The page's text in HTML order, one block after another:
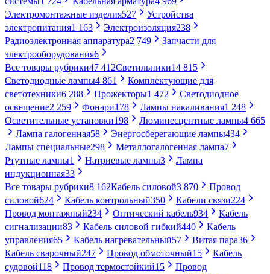
Электромонтажные изделия527
Устройства
электропитания1 163 Электроизоляция238
Радиоэлектронная аппаратура2 749
Запчасти для
электрооборудования6
Все товары рубрики47 412Светильники14 815
Светодиодные лампы4 861
Комплектующие для
светотехники6 288 Прожекторы1 472
Светодиодное
освещение2 259 Фонари178 Лампы накаливания1 248
Осветительные установки198 Люминесцентные лампы4 665
Лампа галогенная58 Энергосберегающие лампы434
Лампы специальные298 Металлогалогенная лампа7
Ртутные лампы1 Натриевые лампы3
Лампа
индукционная33
Все товары рубрики8 162Кабель силовой3 870
Провод
силовой624 Кабель контрольный350 Кабели связи224
Провод монтажный234 Оптический кабель934
Кабель
сигнализации83 Кабель силовой гибкий440
Кабель
управления65 Кабель нагревательный57 Витая пара36
Кабель сварочный247 Провод обмоточный15
Кабель
судовой118 Провод термостойкий15
Провод